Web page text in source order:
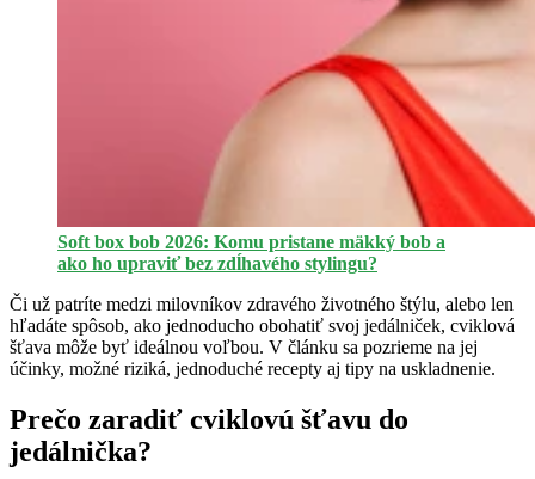
Soft box bob 2026: Komu pristane mäkký bob a
ako ho upraviť bez zdĺhavého stylingu?
Či už patríte medzi milovníkov zdravého životného štýlu, alebo len
hľadáte spôsob, ako jednoducho obohatiť svoj jedálniček, cviklová
šťava môže byť ideálnou voľbou. V článku sa pozrieme na jej
účinky, možné riziká, jednoduché recepty aj tipy na uskladnenie.
Prečo zaradiť cviklovú šťavu do
jedálnička?